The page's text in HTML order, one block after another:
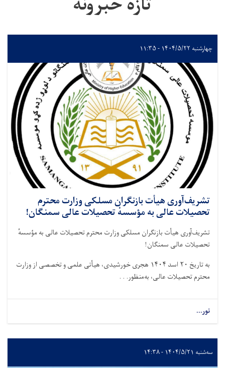
چهارشنبه ۱۴۰۴/۵/۲۲ - ۱۱:۳۵
تشریف‌آوری هیأت بازنگران مسلکی وزارت محترم
تحصیلات عالی به مؤسسهٔ تحصیلات عالی سمنگان!
تشریف‌آوری هیأت بازنگران مسلکی وزارت محترم تحصیلات عالی به مؤسسهٔ
تحصیلات عالی سمنگان!
به تاریخ ۲۰ اسد ۱۴۰۴ هجری خورشیدی، هیأتی علمی و تخصصی از وزارت
محترم تحصیلات عالی، به‌منظور. . .
نور...
سه‌شنبه ۱۴۰۴/۵/۲۱ - ۱۴:۳۸